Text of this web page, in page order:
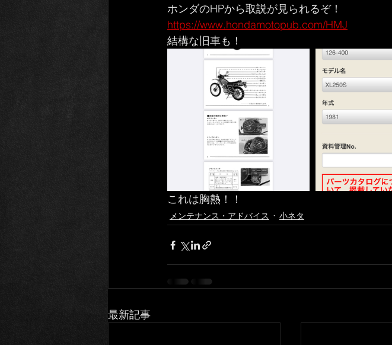
お客様の愛車 ファッション
ホンダのHPから取説が見られるぞ！
https://www.hondamotopub.com/HMJ
結構な旧車も！
これは胸熱！！
メンテナンス・アドバイス 小ネタ
最新記事